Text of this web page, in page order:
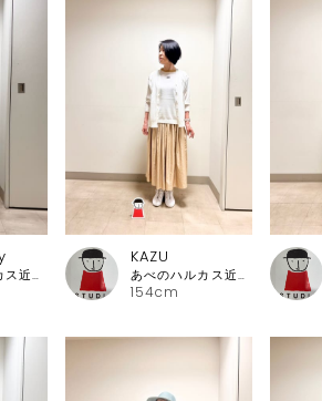
あべのハルカス近鉄本店 ピッコーネ
154cm
KAZU
あべのハルカス近鉄本店 ピッコーネ